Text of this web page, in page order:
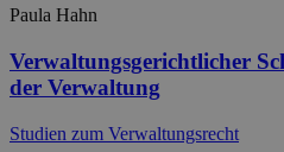
Paula Hahn
Verwaltungsgerichtlicher
der Verwaltung
Studien zum Verwaltungsrecht